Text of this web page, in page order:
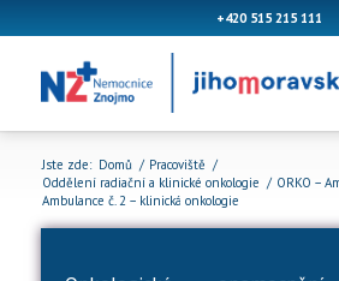
+420 515 215 111
Jste zde: Domů / Pracoviště /
Oddělení radiační a klinické onkologie / ORKO –
Ambulance č. 2 – klinická onkologie